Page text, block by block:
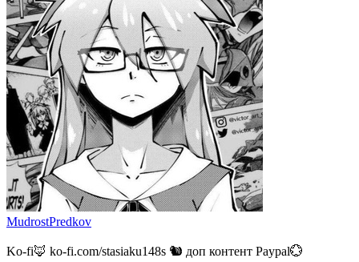
MudrostPredkov
Ko-fi🦊 ko-fi.com/stasiaku148s 🐿️ доп контент Paypal💮